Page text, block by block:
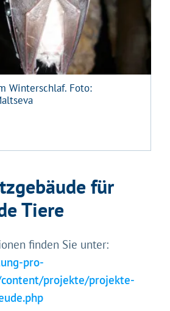
Winterschlaf. Foto:
für
Tiere
finden Sie unter:
pro-
projekte/projekte-